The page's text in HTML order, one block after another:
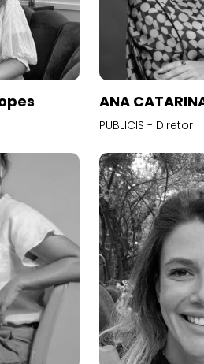
ANA
PUBLICIS - Diretor